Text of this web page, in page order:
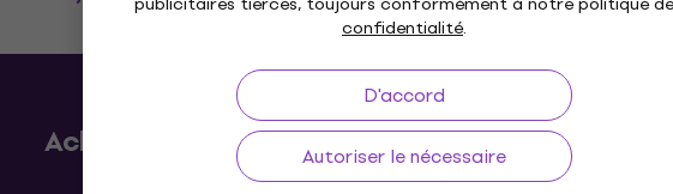
confidentialité.
D'accord
Autoriser le nécessaire
Achat Utile